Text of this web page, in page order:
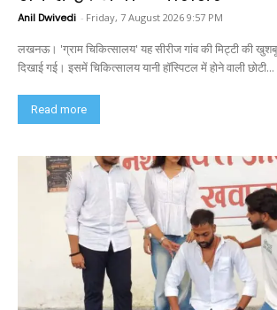
Anil Dwivedi - Friday, 7 August 2026 9:57 PM
लखनऊ। 'ग्राम चिकित्सालय' यह सीरीज गांव की मिट्टी की
दिखाई गई। इसमें चिकित्सालय यानी हॉस्पिटल में होने वाली छोटी...
Read more